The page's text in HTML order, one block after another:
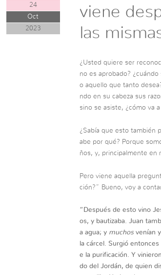
24
Oct
2023
viene
las
¿Usted quiere ser
no es aprobado?
o aquello que tanto
ndo en su cabeza sus
sino se asiste, ¿cómo va
¿Sabía que esto también
abe por qué? Porque
ños, y, principalmente en
Pero viene aquella
ción?” Bueno, voy a
“ Después de esto vino
os, y bautizaba. Juan
a agua; y muchosvenían y
la cárcel. Surgió
e la purificación. Y
do del Jordán, de quien